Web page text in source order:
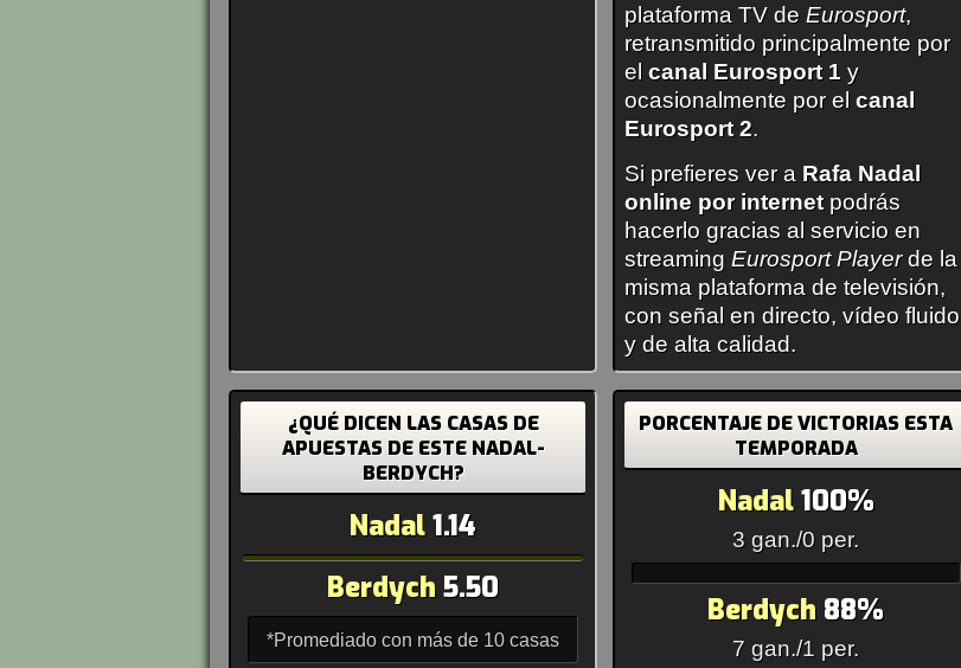
plataforma TV de Eurosport,
retransmitido principalmente por
el canal Eurosport 1 y
ocasionalmente por el canal
Eurosport 2.
Si prefieres ver a Rafa Nadal
online por internetpodrás
hacerlo gracias al servicio en
streaming Eurosport Playerde la
misma plataforma de televisión,
con señal en directo, vídeo fluido
y de alta calidad.
¿QUÉ DICEN LAS CASAS DE
APUESTAS DE ESTE NADAL-
BERDYCH?
Nadal1.14
Berdych5.50
*Promediado con más de 10 casas
PORCENTAJE DE VICTORIAS ESTA
TEMPORADA
Nadal100%
3 gan./0 per.
Berdych 88%
7 gan./1 per.